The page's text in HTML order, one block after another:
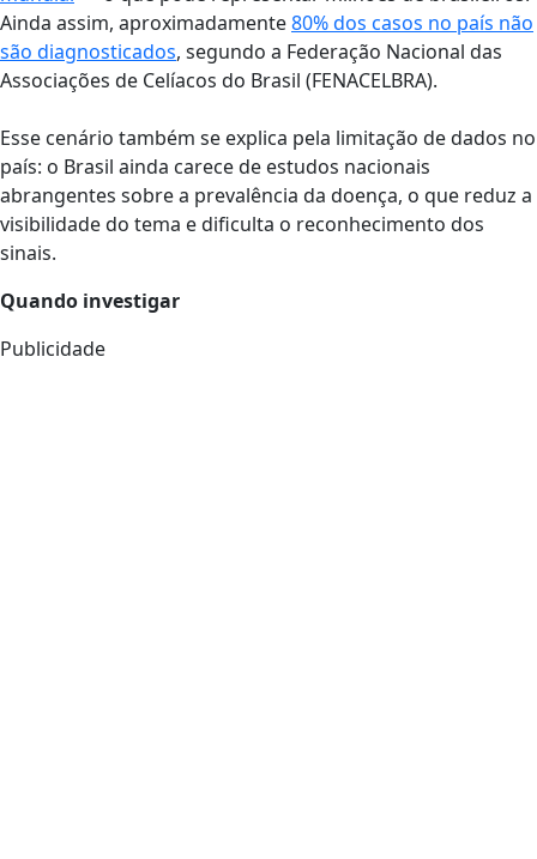
Ainda assim, aproximadamente80% dos casos no país não
são diagnosticados, segundo a Federação Nacional das
Associações de Celíacos do Brasil (FENACELBRA).
Esse cenário também se explica pela limitação de dados no
país: o Brasil ainda carece de estudos nacionais
abrangentes sobre a prevalência da doença, o que reduz a
visibilidade do tema e dificulta o reconhecimento dos
sinais.
Quando investigar
Publicidade